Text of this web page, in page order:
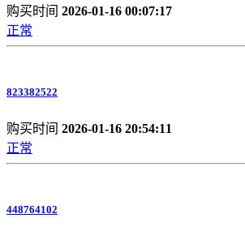
购买时间 2026-01-16 00:07:17
正常
823382522
购买时间 2026-01-16 20:54:11
正常
448764102